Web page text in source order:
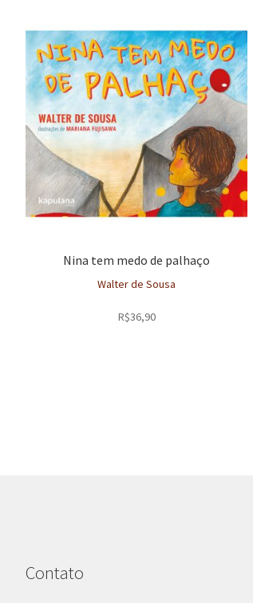
Nina tem medo de palhaço
Walter de Sousa
R$36,90
Contato